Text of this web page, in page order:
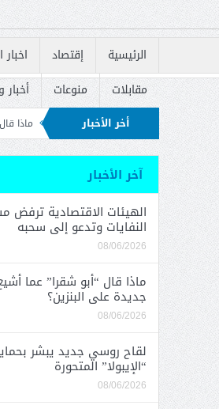
الرئيسية إقتصاد
مقابلات
منوعات
أخر الأخبار إلى سحبه ماذا قال “أبو شقرا” عما
في إعادة إطلاق القروض السكنية
آخر الأخبار
الهيئات الاقتصادية ترفض
النفايات وتدعو إلى سحبه
08/06/2026
ماذا قال “أبو شقرا” عما
جديدة على البنزين؟
08/06/2026
لقاح روسي جديد يبشر
“الإيبولا” المتحورة
08/06/2026